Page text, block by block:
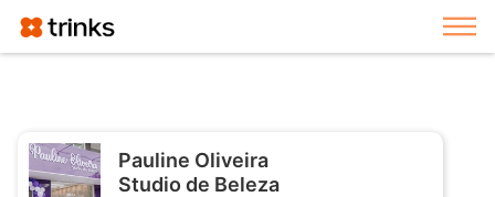
Pauline Oliveira
Studio de Beleza